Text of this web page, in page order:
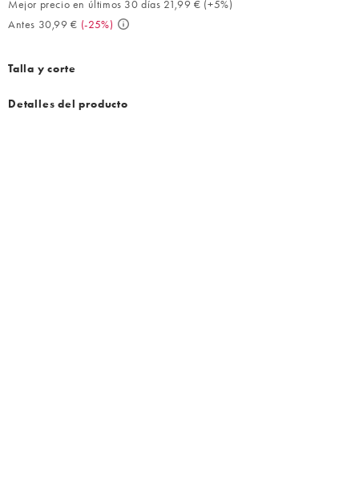
Mejor precio en últimos 30 días 21,99 € (+5%)
Antes 30,99 € (-25%)
Talla y corte
Detalles del producto